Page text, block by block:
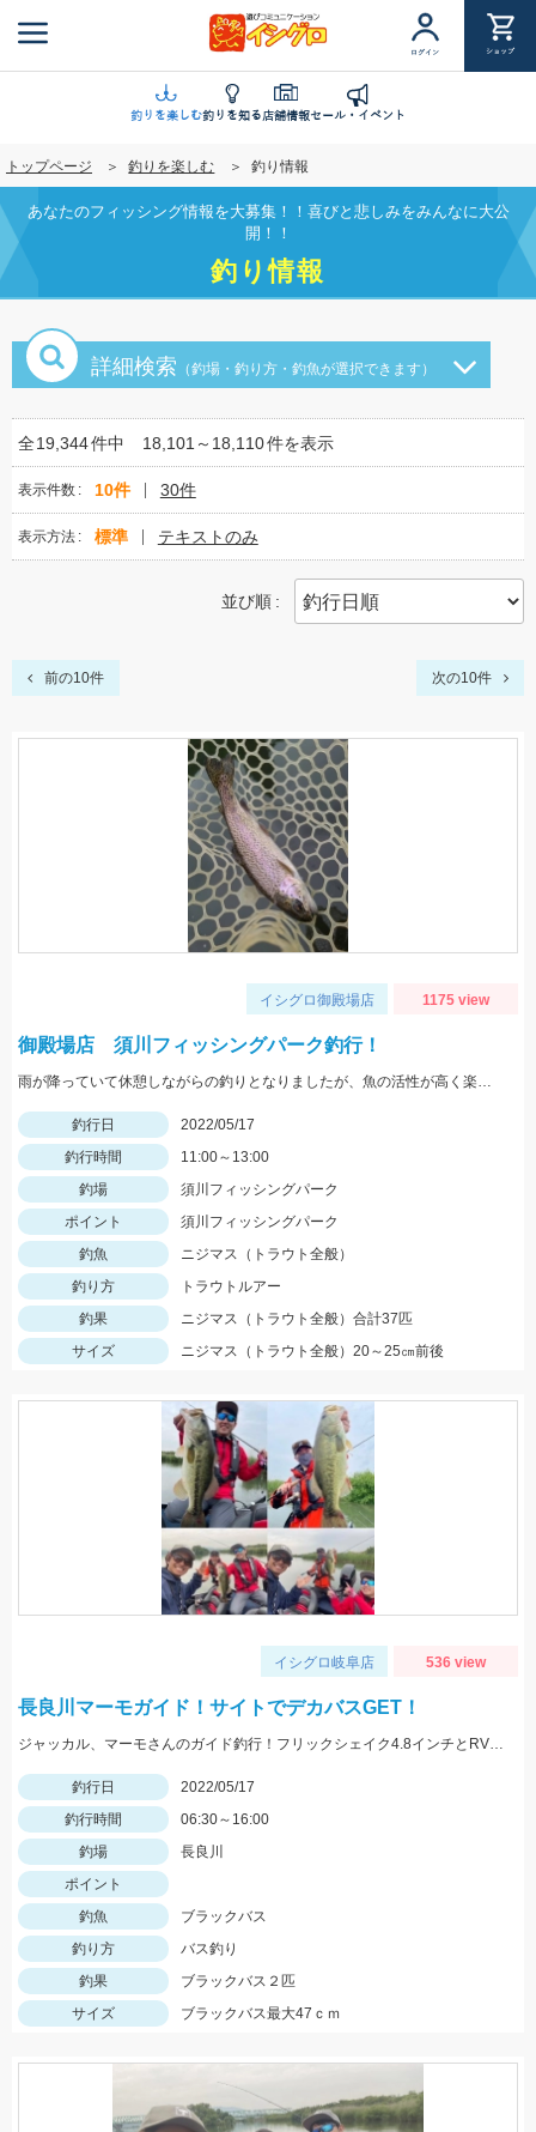
ン
に
移
動
ログイン ショップ
釣りを楽しむ釣りを知る店舗情報セール・イベント
トップページ 釣りを楽しむ 釣り情報
あなたのフィッシング情報を大募集！！喜びと悲しみをみんなに大公
開！！
釣り情報
詳細検索 （釣場・釣り方・釣魚が選択できます）
全19,344件中 18,101～18,110件を表示
表示件数 10件 30件
表示方法 標準 テキストのみ
並び順
前の10件 次の10件
イシグロ御殿場店 1175 view
御殿場店 須川フィッシングパーク釣行！
雨が降っていて休憩しながらの釣りとなりましたが、魚の活性が高く楽しむことができました！Bスパーク2.0ｇのＧマジョーラに反応良かったです。
釣行日
2022/05/17
釣行時間
11:00～13:00
釣場
須川フィッシングパーク
ポイント
須川フィッシングパーク
釣魚
ニジマス（トラウト全般）
釣り方
トラウトルアー
釣果
ニジマス（トラウト全般）合計37匹
サイズ
ニジマス（トラウト全般）20～25㎝前後
イシグロ岐阜店 536 view
長良川マーモガイド！サイトでデカバスGET！
ジャッカル、マーモさんのガイド釣行！フリックシェイク4.8インチとRVドリフトフライ3インチで釣れました！
釣行日
2022/05/17
釣行時間
06:30～16:00
釣場
長良川
ポイント
釣魚
ブラックバス
釣り方
バス釣り
釣果
ブラックバス２匹
サイズ
ブラックバス最大47ｃｍ